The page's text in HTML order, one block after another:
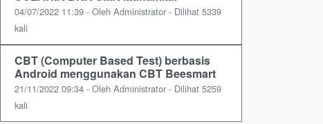
04/07/2022 11:39 - Oleh Administrator - Dilihat 5339
kali
CBT (Computer Based Test) berbasis
Android menggunakan CBT Beesmart
21/11/2022 09:34 - Oleh Administrator - Dilihat 5259
kali